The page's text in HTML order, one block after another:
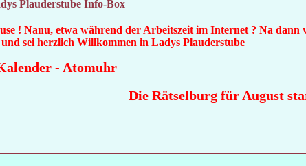
Plauderstube Info-Box
! Nanu, etwa während der Arbeitszeit im Internet ? Na dann
sei herzlich Willkommen in Ladys Plauderstube
- Atomuhr
Die Rätselburg für August